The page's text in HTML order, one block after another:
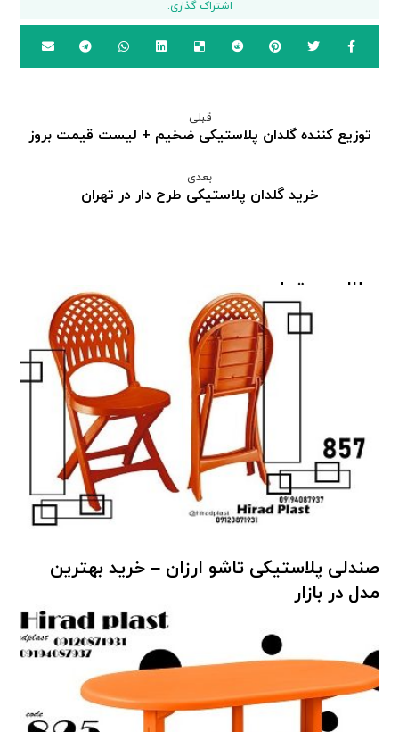
قبلی
توزیع کننده گلدان پلاستیکی ضخیم + لیست قیمت بروز
بعدی
خرید گلدان پلاستیکی طرح دار در تهران
مطالب مرتبط ...
صندلی پلاستیکی تاشو ارزان – خرید بهترین
مدل در بازار